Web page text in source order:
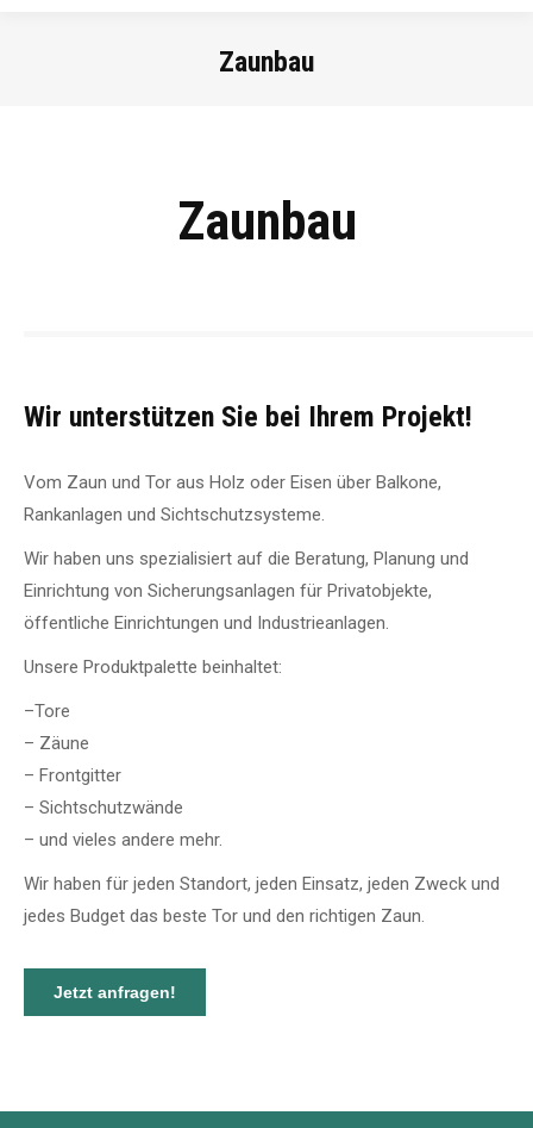
Zaunbau
Zaunbau
Wir unterstützen Sie bei Ihrem Projekt!
Vom Zaun und Tor aus Holz oder Eisen über Balkone,
Rankanlagen und Sichtschutzsysteme.
Wir haben uns spezialisiert auf die Beratung, Planung und
Einrichtung von Sicherungsanlagen für Privatobjekte,
öffentliche Einrichtungen und Industrieanlagen.
Unsere Produktpalette beinhaltet:
–Tore
– Zäune
– Frontgitter
– Sichtschutzwände
– und vieles andere mehr.
Wir haben für jeden Standort, jeden Einsatz, jeden Zweck und
jedes Budget das beste Tor und den richtigen Zaun.
Jetzt anfragen!